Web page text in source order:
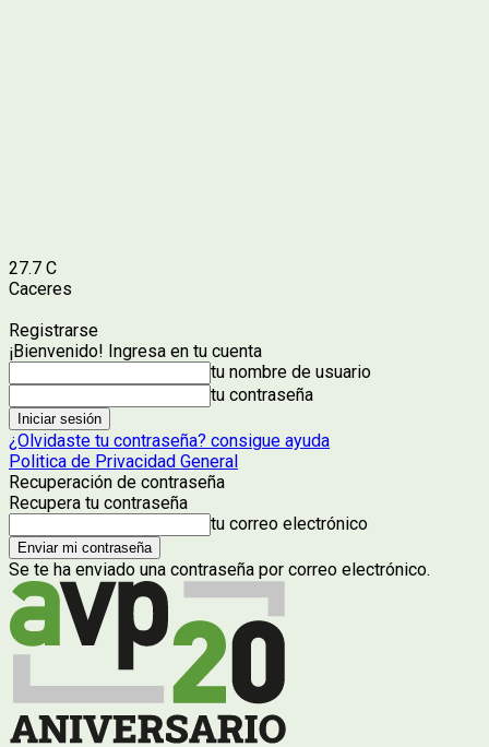
27.7 C
Caceres
Registrarse
¡Bienvenido! Ingresa en tu cuenta
tu nombre de usuario
tu contraseña
¿Olvidaste tu contraseña? consigue ayuda
Politica de Privacidad General
Recuperación de contraseña
Recupera tu contraseña
tu correo electrónico
Se te ha enviado una contraseña por correo electrónico.